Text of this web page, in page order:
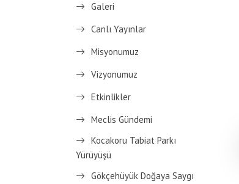
Galeri
Canlı Yayınlar
Misyonumuz
Vizyonumuz
Etkinlikler
Meclis Gündemi
Kocakoru Tabiat Parkı
Yürüyüşü
Gökçehüyük Doğaya Saygı